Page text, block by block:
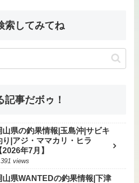
索してみてね
記事だボゥ！
山県の釣果情報|玉島沖|サビキ
り|アジ・ママカリ・ヒラ
2026年7月】
views
山県WANTEDの釣果情報|下津